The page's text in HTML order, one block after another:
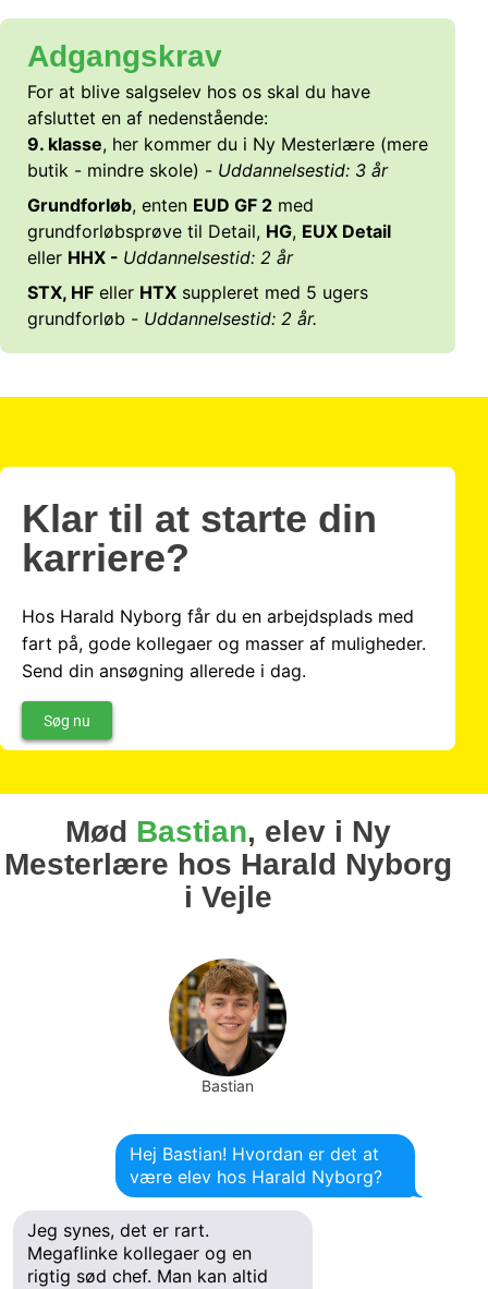
Adgangskrav
For at blive salgselev hos os skal du have
afsluttet en af nedenstående:
9. klasse, her kommer du i Ny Mesterlære (mere
butik - mindre skole) - Uddannelsestid: 3 år
Grundforløb, enten EUD GF 2 med
grundforløbsprøve til Detail, HG, EUX Detail
eller HHX - Uddannelsestid: 2 år
STX, HF eller HTX suppleret med 5 ugers
grundforløb - Uddannelsestid: 2 år.
Klar til at starte din
karriere?
Hos Harald Nyborg får du en arbejdsplads med
fart på, gode kollegaer og masser af muligheder.
Send din ansøgning allerede i dag.
Søg nu
Mød Bastian, elev i Ny
Mesterlære hos Harald Nyborg
i Vejle
Bastian
Hej Bastian! Hvordan er det at
være elev hos Harald Nyborg?
Jeg synes, det er rart.
Megaflinke kollegaer og en
rigtig sød chef. Man kan altid